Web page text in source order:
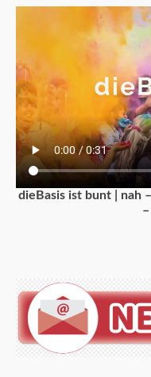
dieBasis ist bunt | nah